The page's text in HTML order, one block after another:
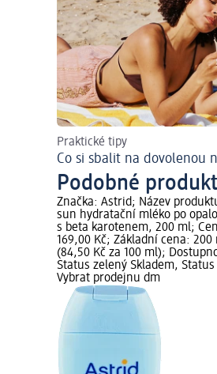
Praktické tipy
Co si sbalit na dovolenou
Podobné
Značka: Astrid; Název
sun hydratační mléko po
s beta karotenem, 200 ml;
169,00 Kč; Základní cena: 200
(84,50 Kč za 100 ml);
Status zelený Skladem, Status
Vybrat prodejnu dm